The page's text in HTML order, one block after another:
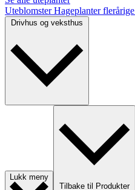
UteblomsterHageplanter flerårige
Lukk meny
Tilbake til Produkter